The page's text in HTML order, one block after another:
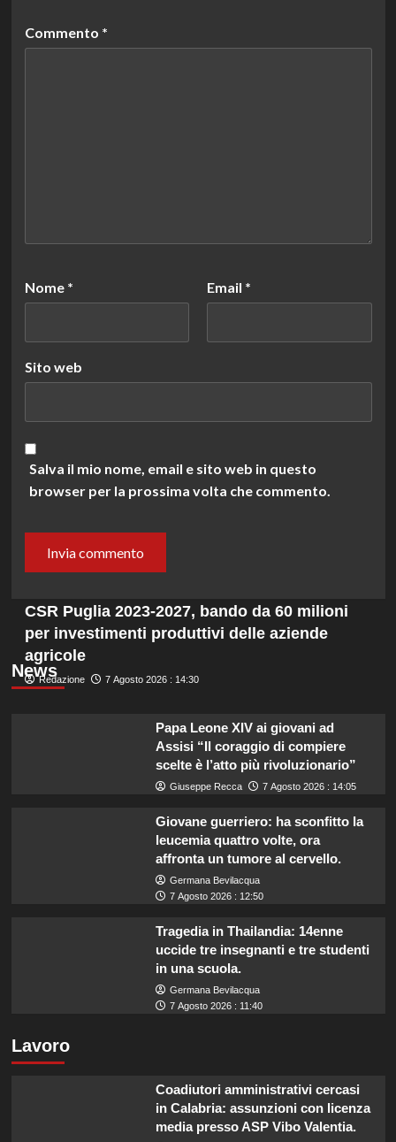
Commento *
Nome * Email *
Sito web
Salva il mio nome, email e sito web in questo
browser per la prossima volta che commento.
News
CSR Puglia 2023-2027, bando da 60 milioni
per investimenti produttivi delle aziende
agricole
Redazione 7 Agosto 2026 : 14:30
Papa Leone XIV ai giovani ad
Assisi “Il coraggio di compiere
scelte è l’atto più rivoluzionario”
Giuseppe Recca 7 Agosto 2026 : 14:05
Giovane guerriero: ha sconfitto la
leucemia quattro volte, ora
affronta un tumore al cervello.
Germana Bevilacqua
7 Agosto 2026 : 12:50
Tragedia in Thailandia: 14enne
uccide tre insegnanti e tre studenti
in una scuola.
Germana Bevilacqua
7 Agosto 2026 : 11:40
Lavoro
Coadiutori amministrativi cercasi
in Calabria: assunzioni con licenza
media presso ASP Vibo Valentia.